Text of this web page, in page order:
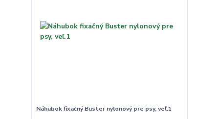
Náhubok fixačný Buster nylonový pre psy, veľ.1